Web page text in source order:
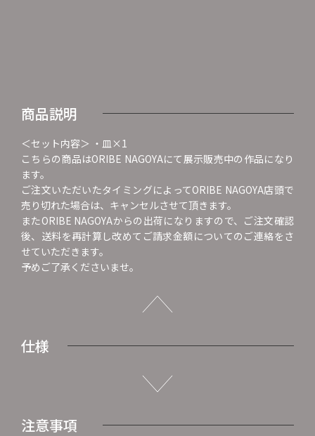
商品説明
＜セット内容＞ ・皿×1
こちらの商品はORIBE NAGOYAにて展示販売中の作品になり
ます。
ご注文いただいたタイミングによってORIBE NAGOYA店頭で
売り切れた場合は、キャンセルさせて頂きます。
またORIBE NAGOYAからの出荷になりますので、ご注文確認
後、送料を再計算し改めてご請求金額についてのご連絡をさ
せていただきます。
予めご了承くださいませ。
仕様
注意事項